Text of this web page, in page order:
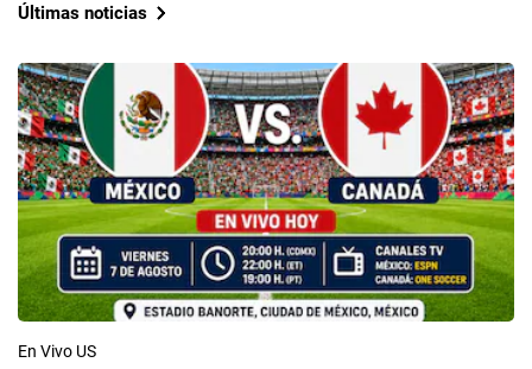
Últimas noticias
En Vivo US